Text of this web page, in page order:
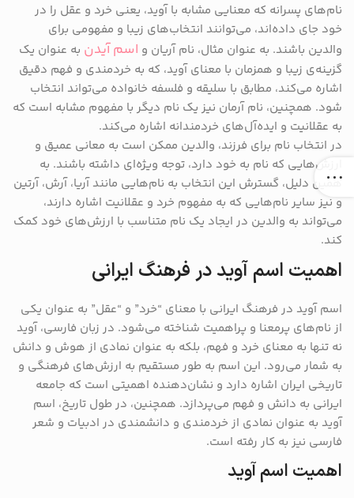
نام‌های پسرانه که معنایی مشابه با آوید، یعنی خرد و عقل را در
خود جای داده‌اند، می‌توانند انتخاب‌های زیبا و مفهومی برای
والدین باشند. به عنوان مثال، نام آریان و اسم آیدن به عنوان یک
گزینه‌ی زیبا و همزمان با معنای آوید، که به خردمندی و فهم دقیق
اشاره می‌کند، مطابق با سلیقه و فلسفه خانواده می‌تواند انتخاب
شود. همچنین، نام آرمان نیز یک نام دیگر با مفهوم مشابه است که
به عقلانیت و ایده‌آل‌های خردمندانه اشاره می‌کند.
در انتخاب نام برای فرزند، والدین ممکن است به معانی عمیق و
ارزش‌هایی که نام به خود دارد، توجه ویژه‌ای داشته باشند. به
همین دلیل، گسترش این انتخاب به نام‌هایی مانند آریا، آرش، آرتین
و نیز سایر نام‌هایی که به مفهوم خرد و عقلانیت اشاره دارند،
می‌تواند به والدین در ایجاد یک نام متناسب با ارزش‌های خود کمک
کند.
اهمیت اسم آوید در فرهنگ ایرانی
اسم آوید در فرهنگ ایرانی با معنای “خرد” و “عقل” به عنوان یکی
از نام‌های پرمعنا و پراهمیت شناخته می‌شود. در زبان فارسی، آوید
نه تنها به معنای خرد و فهم، بلکه به عنوان نمادی از هوش و دانش
به شمار می‌رود. این اسم به طور مستقیم به ارزش‌های فرهنگی و
تاریخی ایران اشاره دارد و نشان‌دهنده اهمیتی است که جامعه
ایرانی به دانش و فهم می‌پردازد. همچنین، در طول تاریخ، اسم
آوید به عنوان نمادی از خردمندی و دانشمندی در ادبیات و شعر
فارسی نیز به کار رفته است.
اهمیت اسم آوید